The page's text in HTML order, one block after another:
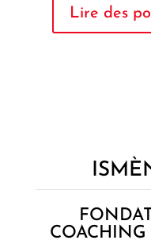
Lire des